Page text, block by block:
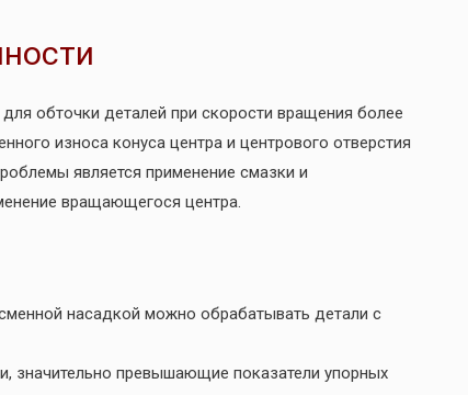
обточки деталей при скорости вращения более
износа конуса центра и центрового отверстия
является применение смазки и
вращающегося центра.
насадкой можно обрабатывать детали с
значительно превышающие показатели упорных